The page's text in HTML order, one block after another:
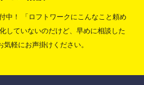
中！
「ロフトワークにこんなこと頼め
していないのだけど、早めに相談した
気軽にお声掛けください。